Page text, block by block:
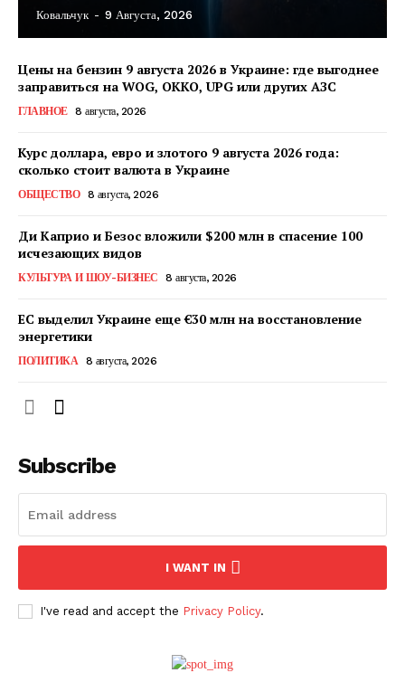
КавПолит
Ковальчук - 9 Августа, 2026
Цены на бензин 9 августа 2026 в Украине: где выгоднее
заправиться на WOG, OKKO, UPG или других АЗС
ГЛАВНОЕ 8 августа, 2026
Курс доллара, евро и злотого 9 августа 2026 года:
сколько стоит валюта в Украине
ОБЩЕСТВО 8 августа, 2026
Ди Каприо и Безос вложили $200 млн в спасение 100
исчезающих видов
КУЛЬТУРА И ШОУ-БИЗНЕС 8 августа, 2026
ЕС выделил Украине еще €30 млн на восстановление
энергетики
ПОЛИТИКА 8 августа, 2026
Subscribe
I WANT IN
I've read and accept the Privacy Policy.